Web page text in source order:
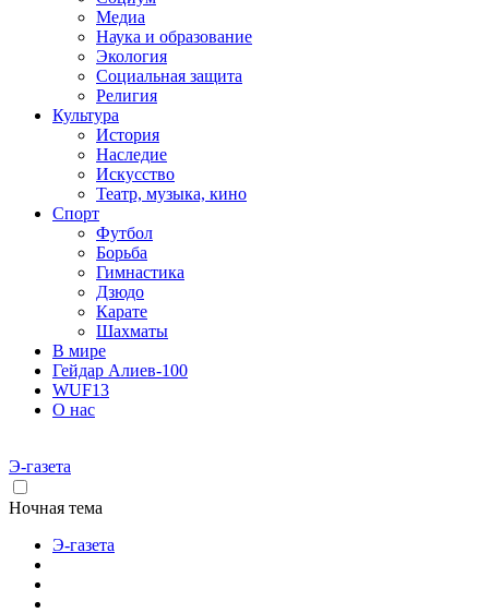
Медиа
Наука и образование
Экология
Социальная защита
Религия
Культура
История
Наследие
Искусство
Театр, музыка, кино
Спорт
Футбол
Борьба
Гимнастика
Дзюдо
Карате
Шахматы
В мире
Гейдар Алиев-100
WUF13
О нас
Э-газета
Ночная тема
Э-газета